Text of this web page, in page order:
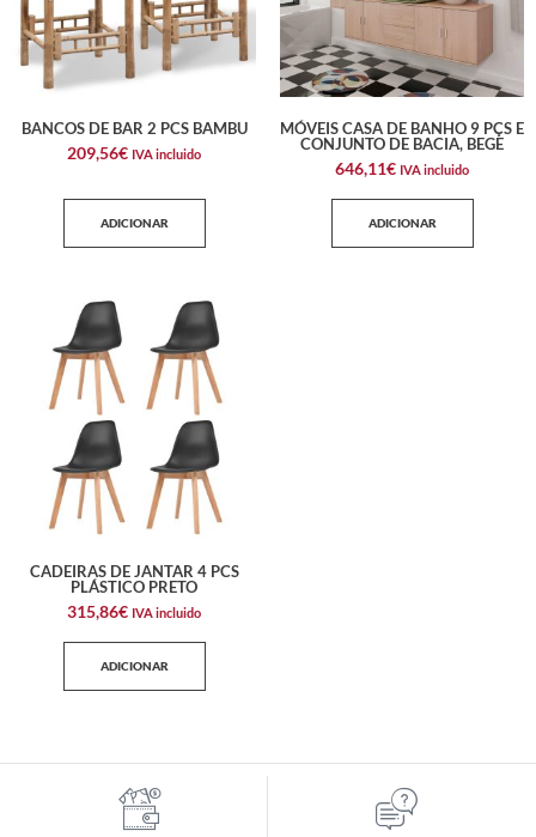
BANCOS DE BAR 2 PCS BAMBU
209,56€ IVA incluido
ADICIONAR
MÓVEIS CASA DE BANHO 9 PÇS E
CONJUNTO DE BACIA, BEGE
646,11€ IVA incluido
ADICIONAR
CADEIRAS DE JANTAR 4 PCS
PLÁSTICO PRETO
315,86€ IVA incluido
ADICIONAR